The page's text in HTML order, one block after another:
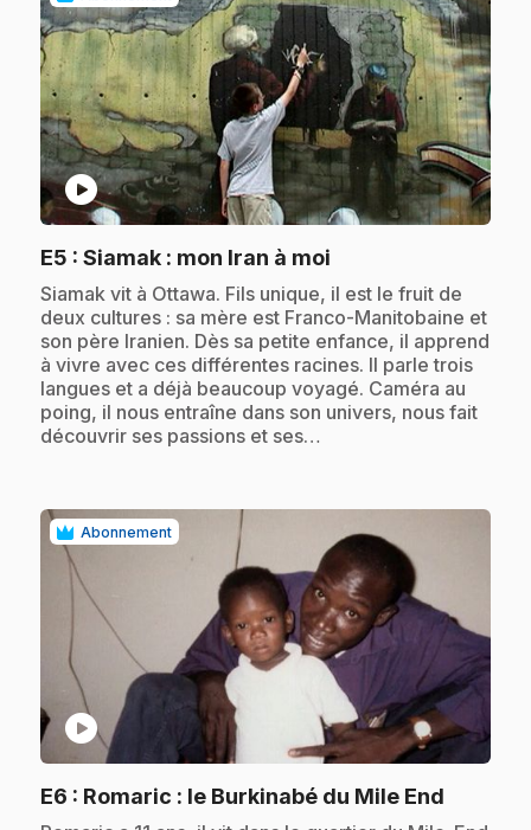
play_circle
E5 : Siamak : mon Iran à moi
.Siamak vit à Ottawa. Fils unique, il est le fruit de
deux cultures : sa mère est Franco-Manitobaine et
son père Iranien. Dès sa petite enfance, il apprend
à vivre avec ces différentes racines. Il parle trois
langues et a déjà beaucoup voyagé. Caméra au
poing, il nous entraîne dans son univers, nous fait
découvrir ses passions et ses…
Abonnement
play_circle
E6 : Romaric : le Burkinabé du Mile End